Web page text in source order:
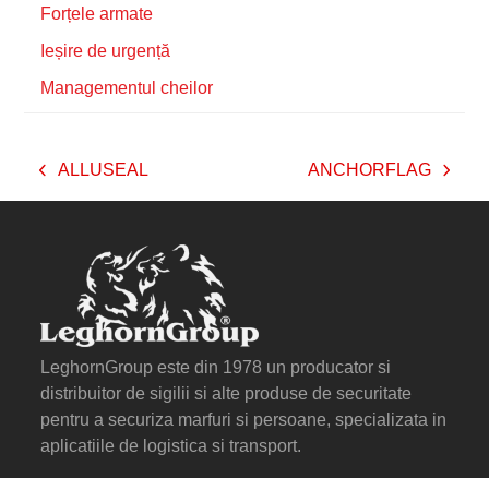
Forțele armate
Ieșire de urgență
Managementul cheilor
previous
post:
ALLUSEAL
next
post:
ANCHORFLAG
LeghornGroup este din 1978 un producator si
distribuitor de sigilii si alte produse de securitate
pentru a securiza marfuri si persoane, specializata in
aplicatiile de logistica si transport.